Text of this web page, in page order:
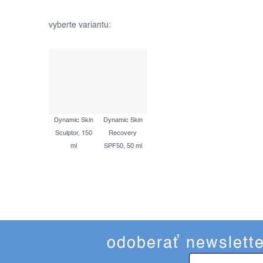
Dynamic Skin
Sculptor, 150
ml
Dynamic Skin
Recovery
SPF50, 50 ml
odoberať